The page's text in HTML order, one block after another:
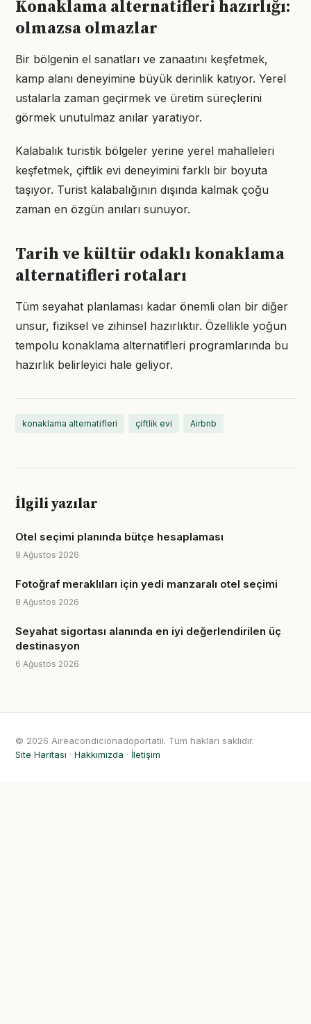
Konaklama alternatifleri hazırlığı:
olmazsa olmazlar
Bir bölgenin el sanatları ve zanaatını keşfetmek,
kamp alanı deneyimine büyük derinlik katıyor. Yerel
ustalarla zaman geçirmek ve üretim süreçlerini
görmek unutulmaz anılar yaratıyor.
Kalabalık turistik bölgeler yerine yerel mahalleleri
keşfetmek, çiftlik evi deneyimini farklı bir boyuta
taşıyor. Turist kalabalığının dışında kalmak çoğu
zaman en özgün anıları sunuyor.
Tarih ve kültür odaklı konaklama
alternatifleri rotaları
Tüm seyahat planlaması kadar önemli olan bir diğer
unsur, fiziksel ve zihinsel hazırlıktır. Özellikle yoğun
tempolu konaklama alternatifleri programlarında bu
hazırlık belirleyici hale geliyor.
konaklama alternatifleri çiftlik evi Airbnb
İlgili yazılar
Otel seçimi planında bütçe hesaplaması
9 Ağustos 2026
Fotoğraf meraklıları için yedi manzaralı otel seçimi
8 Ağustos 2026
Seyahat sigortası alanında en iyi değerlendirilen üç
destinasyon
6 Ağustos 2026
© 2026 Aireacondicionadoportatil. Tüm hakları saklıdır.
Site Haritası · Hakkımızda · İletişim